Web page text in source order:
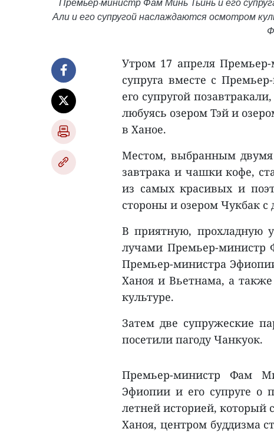
Премьер-министр Фам Минь Тьинь и его
Али и его супругой наслаждаются осмотром
Утром 17 апреля
супруга вместе с
его супругой
любуясь озером Тэй и
в Ханое.
Местом, выбранным
завтрака и чашки кофе,
из самых красивых и
стороны и озером Чукбак с
В приятную, прохладную
лучами Премьер-министр
Премьер-министра
Ханоя и Вьетнама, а
культуре.
Затем две супружеские
посетили пагоду Чанкуок.
Премьер-министр Фам
Эфиопии и его супруге о
летней историей, который
Ханоя, центром буддизма